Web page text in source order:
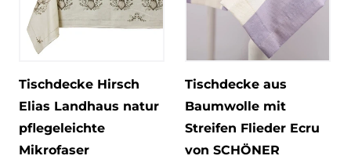
Tischdecke Hirsch
Elias Landhaus natur
pflegeleichte
Mikrofaser
Tischdecke aus
Baumwolle mit
Streifen Flieder Ecru
von SCHÖNER